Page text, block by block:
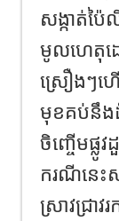
សង្កាត់ប៉
មូលហេតុដោ
ស្រឿងៗហ
មុខគប់នឹង
ចិញ្ចើមផ្លូ
ករណីនេះ
ស្រាវជ្រា